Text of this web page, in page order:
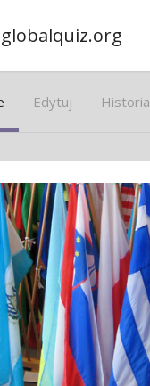
globalquiz.org
Edytuj Historia